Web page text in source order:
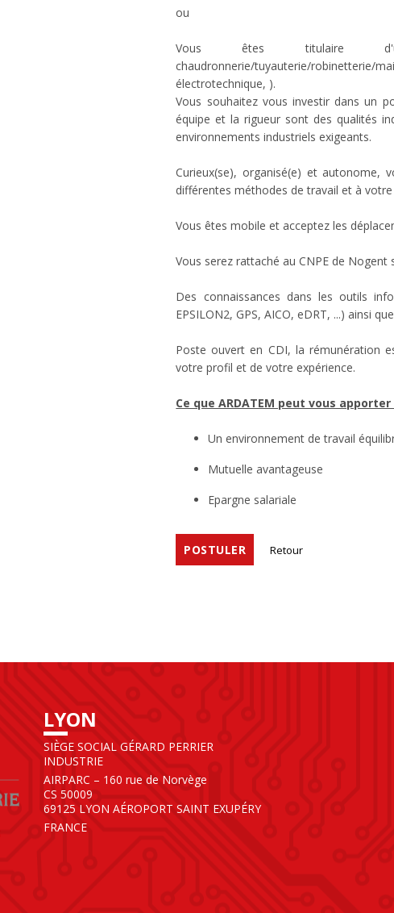
ou
Vous êtes titulaire
chaudronnerie/tuyauterie/robinetterie/
électrotechnique, ).
Vous souhaitez vous investir dans un
équipe et la rigueur sont des qualités
environnements industriels exigeants.
Curieux(se), organisé(e) et autonome,
différentes méthodes de travail et à
Vous êtes mobile et acceptez les
Vous serez rattaché au CNPE de Nogent
Des connaissances dans les outils
EPSILON2, GPS, AICO, eDRT, ...) ainsi
Poste ouvert en CDI, la rémunération
votre profil et de votre expérience.
Ce que ARDATEM peut vous apporter
Un environnement de travail
Mutuelle avantageuse
Epargne salariale
Retour
POSTULER
LYON
SIÈGE SOCIAL GÉRARD PERRIER
INDUSTRIE
AIRPARC – 160 rue de Norvège
CS 50009
69125 LYON AÉROPORT SAINT EXUPÉRY
FRANCE